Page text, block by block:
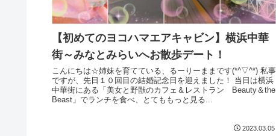
【初めてのヨコハマエアキャビン】横浜中華
街～みなとみらいへお散歩デート！
こんにちは☆姉妹を育てている、るーりーままです(*^▽^*) 私事
ですが、先日１０回目の結婚記念日を迎えました！ 当日は横浜
中華街にある「美女と野獣のカフェ＆レストラン Beauty＆the
Beast」でランチを食べ、とてももっと見る...
2023.03.05